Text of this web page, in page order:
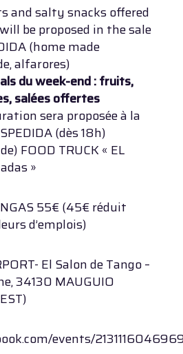
and salty snacks offered
be proposed in the sale
(home made
alfarores)
du week-end : fruits,
salées offertes
sera proposée à la
(dès 18h)
FOOD TRUCK « EL
»
55€ (45€ réduit
d’emplois)
El Salon de Tango –
34130 MAUGUIO
events/